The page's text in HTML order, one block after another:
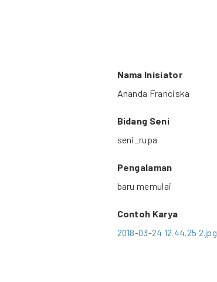
Nama Inisiator
Ananda Franciska
Bidang Seni
seni_rupa
Pengalaman
baru memulai
Contoh Karya
2018-03-24 12.44.25 2.jpg